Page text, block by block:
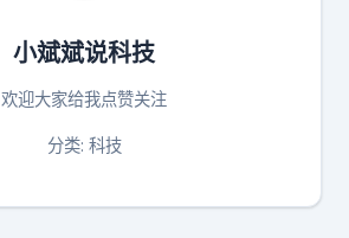
小斌斌说科技
欢迎大家给我点赞关注
分类: 科技